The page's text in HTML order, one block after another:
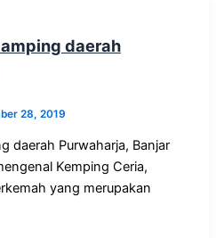
daerah
28, 2019
daerah Purwaharja, Banjar
Kemping Ceria,
yang merupakan